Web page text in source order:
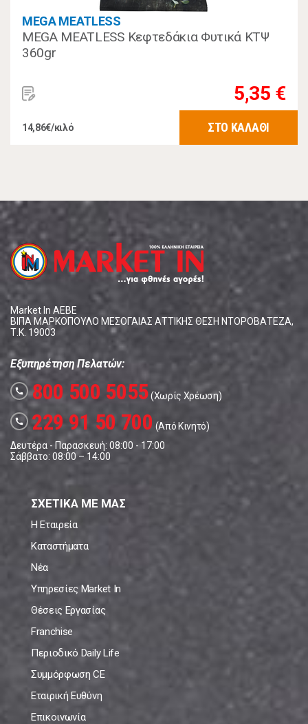
MEGA MEATLESS
MEGA MEATLESS Κεφτεδάκια Φυτικά ΚΤΨ
360gr
5,35 €
14,86€/κιλό ΣΤΟ ΚΑΛΑΘΙ
Market In ΑΕΒΕ
ΒΙΠΑ ΜΑΡΚΟΠΟΥΛΟ ΜΕΣΟΓΑΙΑΣ ΑΤΤΙΚΗΣ ΘΕΣΗ ΝΤΟΡΟΒΑΤΕΖΑ,
Τ.Κ. 19003
Εξυπηρέτηση Πελατών:
call 800 500 5055(Χωρίς Χρέωση)
call 229 91 50 700 (Από Κινητό)
Δευτέρα - Παρασκευή: 08:00 - 17:00
Σάββατο: 08:00 – 14:00
ΣΧΕΤΙΚΑ ΜΕ ΜΑΣ
Η Εταιρεία
Καταστήματα
Νέα
Υπηρεσίες Market In
Θέσεις Εργασίας
Franchise
Περιοδικό Daily Life
Συμμόρφωση CE
Εταιρική Ευθύνη
Επικοινωνία